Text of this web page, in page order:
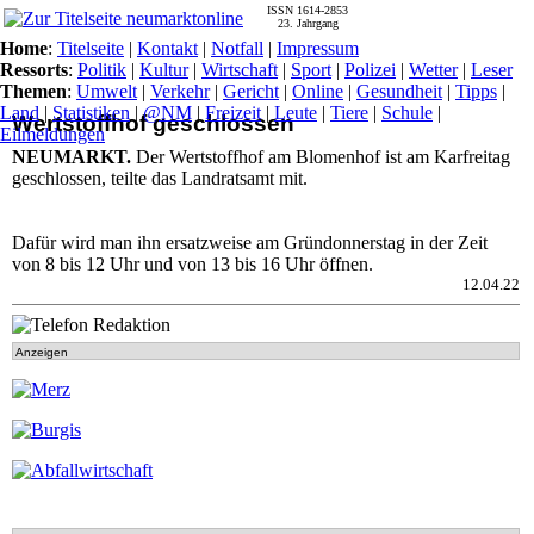
Wertstoffhof geschlossen
NEUMARKT. Der Wertstoffhof am Blomenhof ist am Karfreitag
geschlossen, teilte das Landratsamt mit.
Dafür wird man ihn ersatzweise am Gründonnerstag in der Zeit
von 8 bis 12 Uhr und von 13 bis 16 Uhr öffnen.
12.04.22
Anzeigen
ISSN 1614-2853
23. Jahrgang
Home: Titelseite | Kontakt | Notfall | Impressum
Ressorts: Politik | Kultur| Wirtschaft | Sport | Polizei | Wetter| Leser
Themen: Umwelt | Verkehr| Gericht | Online | Gesundheit | Tipps |
Land | Statistiken |@NM | Freizeit | Leute | Tiere | Schule |
Eilmeldungen